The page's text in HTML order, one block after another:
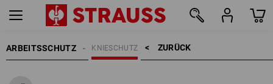
ARBEITSSCHUTZ ZURÜCK    >
KNIESCHUTZ